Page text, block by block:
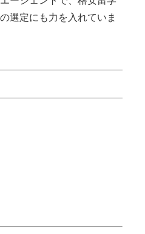
選定にも力を入れていま